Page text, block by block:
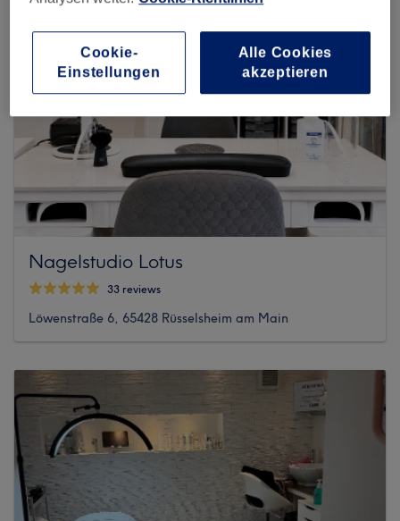
Nagelstudio Lotus
33 reviews
Löwenstraße 6, 65428 Rüsselsheim am Main
Cookie-
Einstellungen
Alle Cookies
akzeptieren